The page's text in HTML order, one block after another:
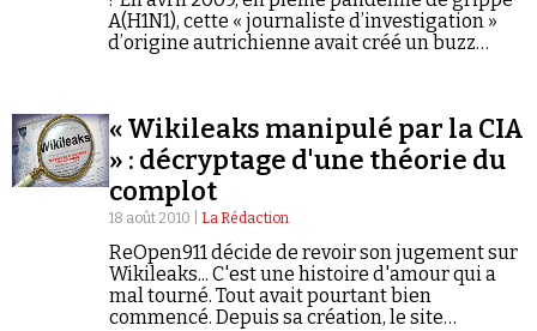
A(H1N1), cette « journaliste d’investigation »
d’origine autrichienne avait créé un buzz
« Wikileaks manipulé par la CIA
» : décryptage d'une théorie du
complot
18 août 2010 | La Rédaction
ReOpen911 décide de revoir son jugement sur
Wikileaks... C'est une histoire d'amour qui a
mal tourné. Tout avait pourtant bien
commencé. Depuis sa création, le site